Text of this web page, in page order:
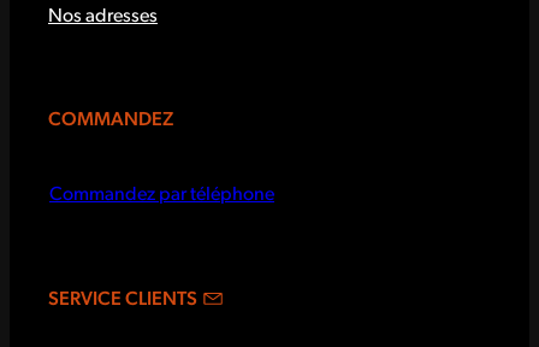
Nos adresses
COMMANDEZ
Commandez par téléphone
SERVICE CLIENTS